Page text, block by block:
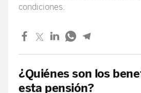
condiciones.
¿Quiénes son los
esta pensión?